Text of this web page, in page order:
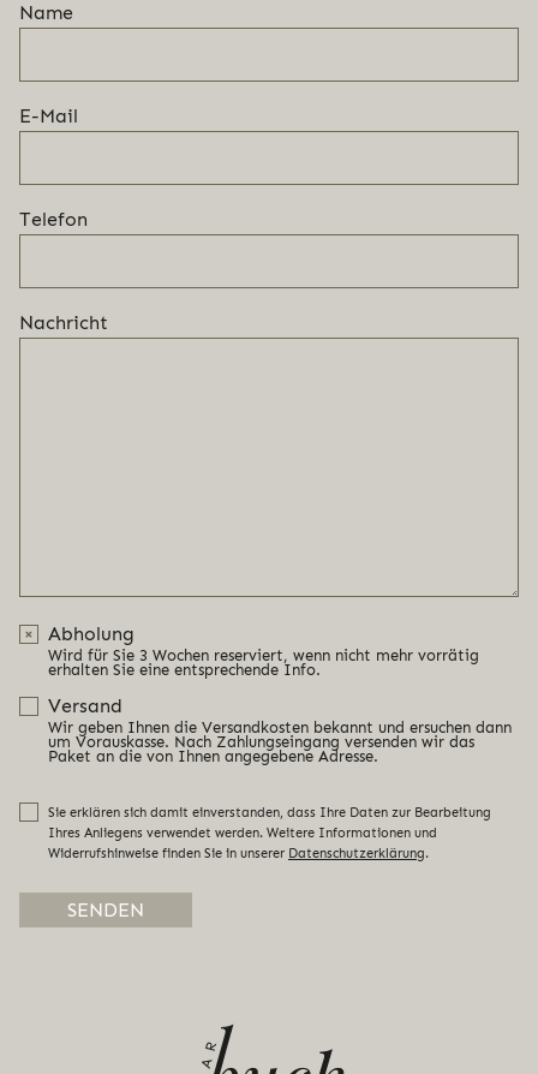
Name
E-Mail
Telefon
Nachricht
Abholung
Wird für Sie 3 Wochen reserviert, wenn nicht mehr vorrätig
erhalten Sie eine entsprechende Info.
Versand
Wir geben Ihnen die Versandkosten bekannt und ersuchen dann
um Vorauskasse. Nach Zahlungseingang versenden wir das
Paket an die von Ihnen angegebene Adresse.
Sie erklären sich damit einverstanden, dass Ihre Daten zur Bearbeitung
Ihres Anliegens verwendet werden. Weitere Informationen und
Widerrufshinweise finden Sie in unserer Datenschutzerklärung.